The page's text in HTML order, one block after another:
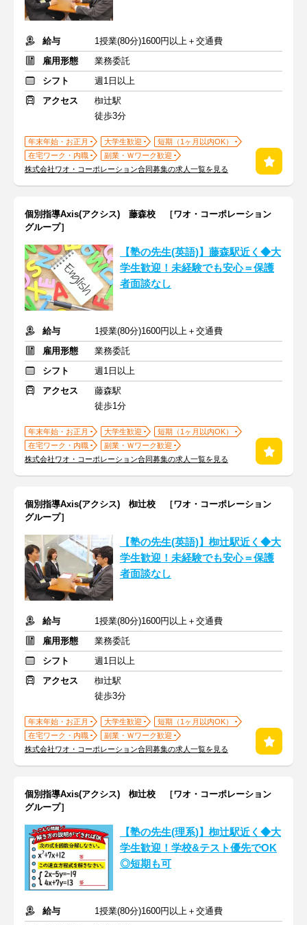
給与
1授業(80分)1600円以上＋交通費
雇用形態
業務委託
シフト
週1日以上
アクセス
椥辻駅
徒歩3分
年末年始・お正月 大学生歓迎
短期（1ヶ月以内OK）
在宅ワーク・内職
副業・Ｗワーク歓迎
株式会社ワオ・コーポレーション合同募集の求人一覧を見る
個別指導Axis(アクシス) 藤森校 ［ワオ・コーポレーション
グループ］
【塾の先生(英語)】藤森駅近く◆大
学生歓迎！未経験でも安心＝保護
者面談なし
給与
1授業(80分)1600円以上＋交通費
雇用形態
業務委託
シフト
週1日以上
アクセス
藤森駅
徒歩1分
年末年始・お正月 大学生歓迎
短期（1ヶ月以内OK）
在宅ワーク・内職
副業・Ｗワーク歓迎
株式会社ワオ・コーポレーション合同募集の求人一覧を見る
個別指導Axis(アクシス) 椥辻校 ［ワオ・コーポレーション
グループ］
【塾の先生(英語)】椥辻駅近く◆大
学生歓迎！未経験でも安心＝保護
者面談なし
給与
1授業(80分)1600円以上＋交通費
雇用形態
業務委託
シフト
週1日以上
アクセス
椥辻駅
徒歩3分
年末年始・お正月 大学生歓迎
短期（1ヶ月以内OK）
在宅ワーク・内職
副業・Ｗワーク歓迎
株式会社ワオ・コーポレーション合同募集の求人一覧を見る
個別指導Axis(アクシス) 椥辻校 ［ワオ・コーポレーション
グループ］
【塾の先生(理系)】椥辻駅近く◆大
学生歓迎！学校&テスト優先でOK
◎短期も可
給与
1授業(80分)1600円以上＋交通費